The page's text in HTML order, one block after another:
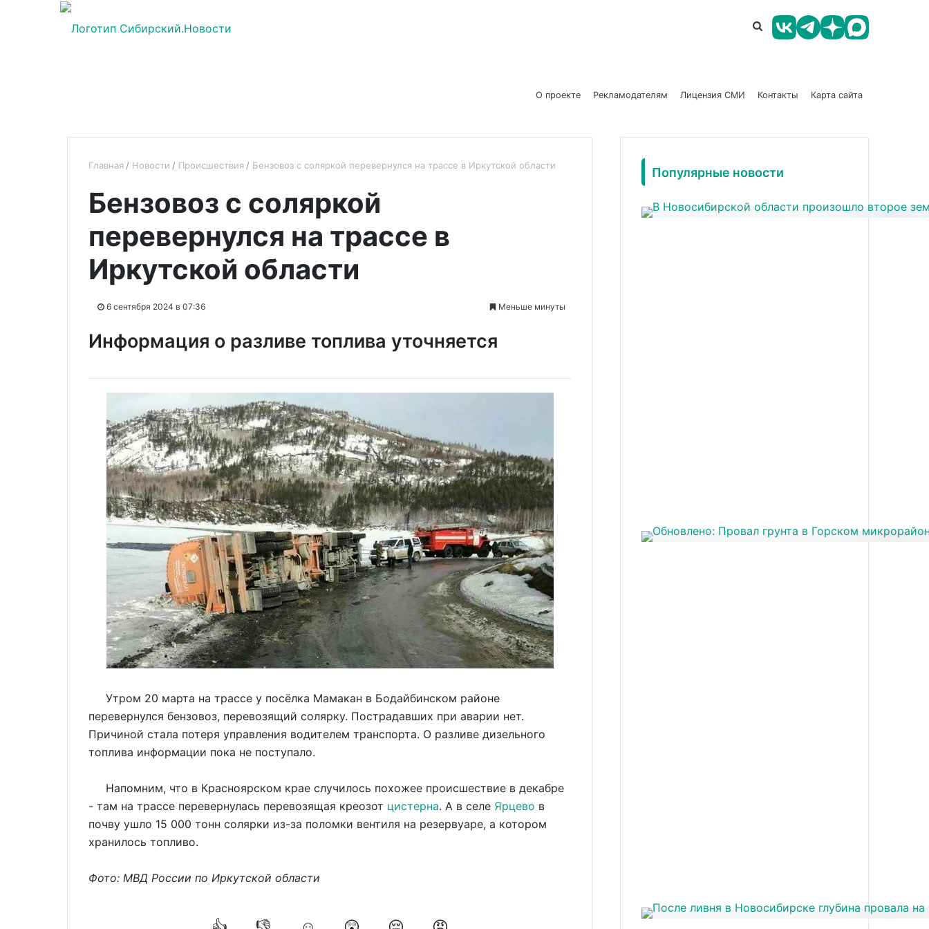
О проекте Рекламодателям Лицензия СМИ Контакты Карта сайта
Главная Новости Происшествия Бензовоз с соляркой перевернулся на трассе в Иркутской области
Бензовоз с соляркой
перевернулся на трассе в
Иркутской области
6 сентября 2024 в 07:36 Меньше минуты
Информация о разливе топлива уточняется
Утром 20 марта на трассе у посёлка Мамакан в Бодайбинском районе
перевернулся бензовоз, перевозящий солярку. Пострадавших при аварии нет.
Причиной стала потеря управления водителем транспорта. О разливе дизельного
топлива информации пока не поступало.
Напомним, что в Красноярском крае случилось похожее происшествие в декабре
- там на трассе перевернулась перевозящая креозот цистерна. А в селе Ярцево в
почву ушло 15 000 тонн солярки из-за поломки вентиля на резервуаре, а котором
хранилось топливо.
Фото: МВД России по Иркутской области
Популярные новости